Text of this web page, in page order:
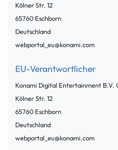
Kölner Str. 12
65760 Eschborn
Deutschland
webportal_eu@konami.com
EU-Verantwortlicher
Konami Digital Entertainment B.V.
Kölner Str. 12
65760 Eschborn
Deutschland
webportal_eu@konami.com